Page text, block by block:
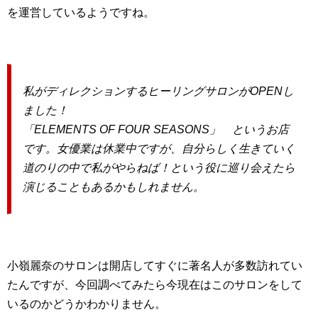
を運営しているようですね。
私がディレクションするヒーリングサロンがOPENし
ました！
「ELEMENTS OF FOUR SEASONS」 というお店
です。女優業は休業中ですが、自分らしく生きていく
道のりの中で私がやらねば！という役に巡り会えたら
演じることもあるかもしれません。
小嶺麗奈のサロンは開店してすぐに著名人が多数訪れてい
たんですが、今回調べてみたら今現在はこのサロンをして
いるのかどうかわかりません。